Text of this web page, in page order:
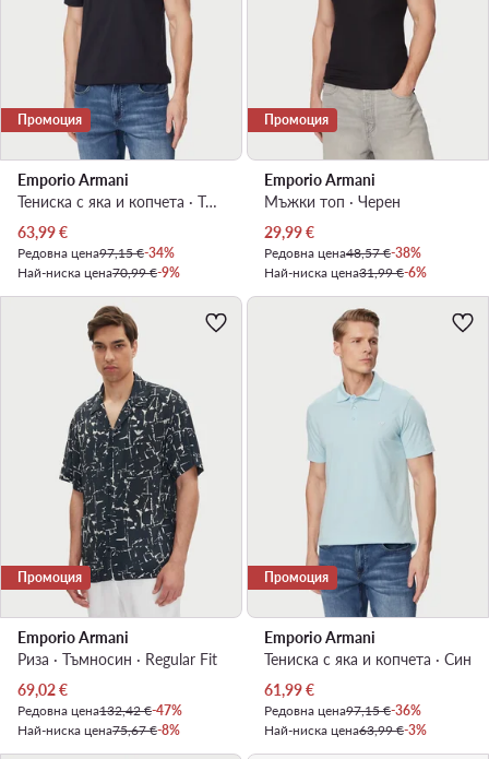
Промоция
Emporio Armani
Тениска с яка и копчета · Тъмносин
Актуална цена
63,99€
Редовна цена97,15 €-34%
Най-ниска цена70,99 €-9%
Промоция
Emporio Armani
Мъжки топ · Черен
Актуална цена
29,99€
Редовна цена48,57 €-38%
Най-ниска цена31,99 €-6%
Промоция
Emporio Armani
Риза · Тъмносин · Regular Fit
Актуална цена
69,02€
Редовна цена132,42 €-47%
Най-ниска цена75,67 €-8%
Промоция
Emporio Armani
Тениска с яка и копчета · Син
Актуална цена
61,99€
Редовна цена97,15 €-36%
Най-ниска цена63,99 €-3%